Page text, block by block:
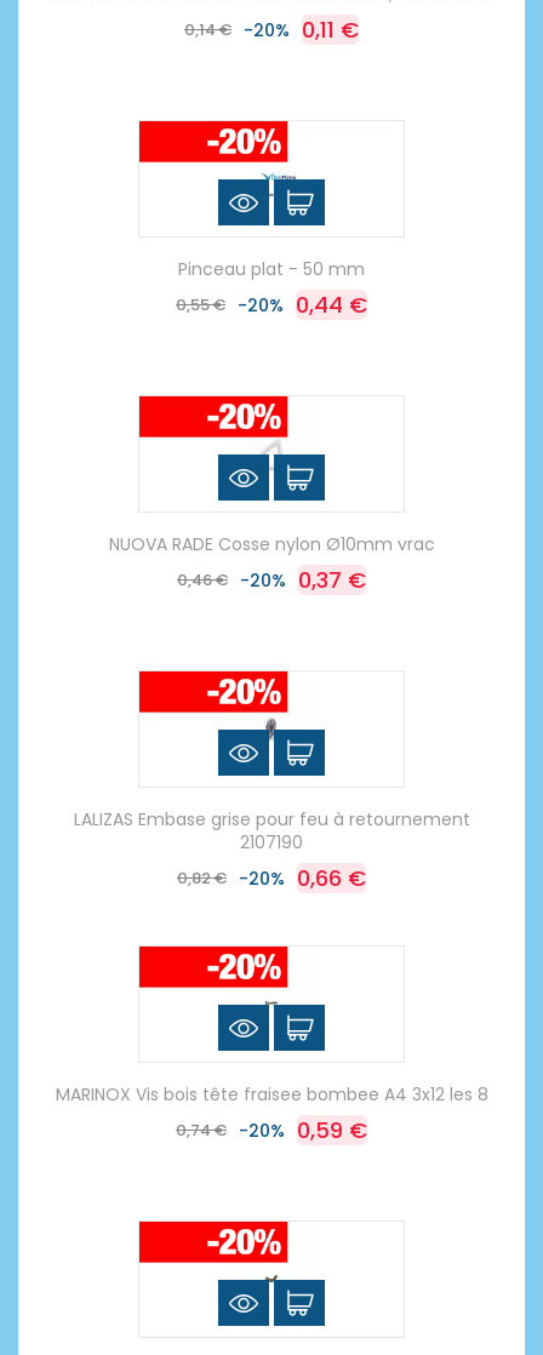
0,14 € -20% 0,11 €
Pinceau plat - 50 mm
0,55 € -20% 0,44 €
NUOVA RADE Cosse nylon Ø10mm vrac
0,46 € -20% 0,37 €
LALIZAS Embase grise pour feu à retournement
2107190
0,82 € -20% 0,66 €
MARINOX Vis bois tête fraisee bombee A4 3x12 les 8
0,74 € -20% 0,59 €